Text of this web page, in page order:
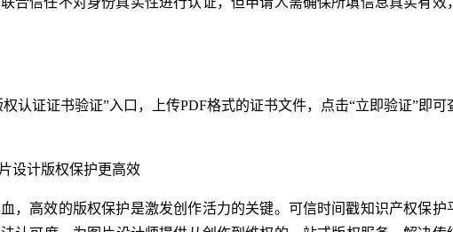
认证证书验证”入口，上传PDF格式的证书文件，点击“立即验证”即可
设计版权保护更高效
，高效的版权保护是激发创作活力的关键。可信时间戳知识产权保护